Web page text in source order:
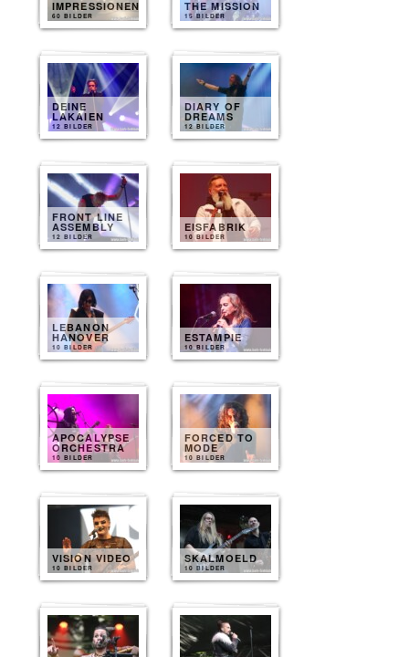
IMPRESSIONEN
60 BILDER
THE MISSION
15 BILDER
DEINE
LAKAIEN
12 BILDER
DIARY OF
DREAMS
12 BILDER
FRONT LINE
ASSEMBLY
12 BILDER
EISFABRIK
10 BILDER
LEBANON
HANOVER
10 BILDER
ESTAMPIE
10 BILDER
APOCALYPSE
ORCHESTRA
10 BILDER
FORCED TO
MODE
10 BILDER
VISION VIDEO
10 BILDER
SKALMOELD
10 BILDER